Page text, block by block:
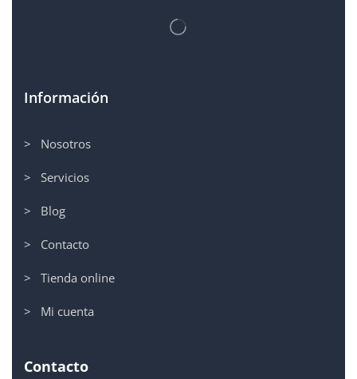
Información
> Nosotros
> Servicios
> Blog
> Contacto
> Tienda online
> Mi cuenta
Contacto